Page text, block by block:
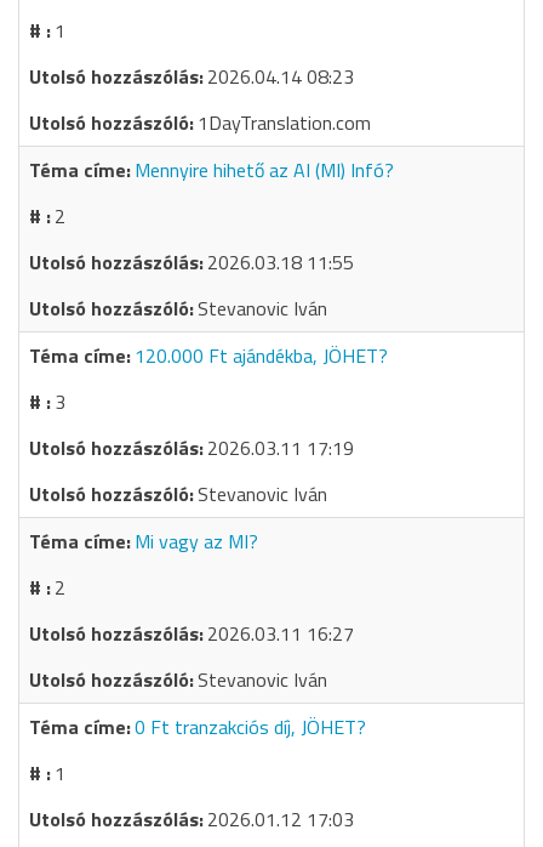
1
2026.04.14 08:23
1DayTranslation.com
Mennyire hihető az AI (MI) Infó?
2
2026.03.18 11:55
Stevanovic Iván
120.000 Ft ajándékba, JÖHET?
3
2026.03.11 17:19
Stevanovic Iván
Mi vagy az MI?
2
2026.03.11 16:27
Stevanovic Iván
0 Ft tranzakciós díj, JÖHET?
1
2026.01.12 17:03